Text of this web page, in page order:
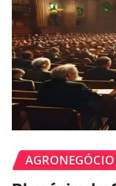
AGRONEGÓCIO